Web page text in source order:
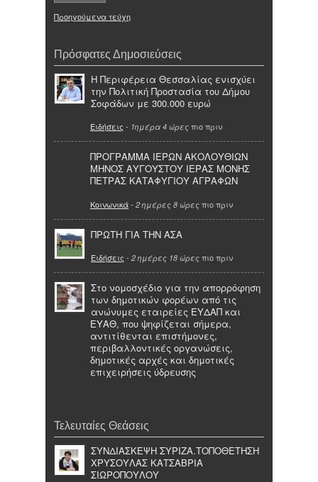
Προηγούμενα τεύχη
Πρόσφατες Δημοσιεύσεις
Η Περιφέρεια Θεσσαλίας ενισχύει
την Πολιτική Προστασία του Δήμου
Σοφάδων με 300.000 ευρώ
Ειδήσεις - 1ημέρα 4 ώρες πιο πριν
ΠΡΟΓΡΑΜΜΑ ΙΕΡΩΝ ΑΚΟΛΟΥΘΙΩΝ
ΜΗΝΟΣ ΑΥΓΟΥΣΤΟΥ ΙΕΡΑΣ ΜΟΝΗΣ
ΠΕΤΡΑΣ ΚΑΤΑΦΥΓΙΟΥ ΑΓΡΑΦΩΝ
Κοινωνικά- 2 ημέρες 8 ώρες πιο πριν
ΠΡΩΤΗ ΓΙΑ ΤΗΝ ΑΣΑ
Ειδήσεις - 2 ημέρες 18 ώρες πιο πριν
Στο νομοσχέδιο για την απορρόφηση
των δημοτικών φορέων από τις
ανώνυμες εταιρείες ΕΥΔΑΠ και
ΕΥΑΘ, που ψηφίζεται σήμερα,
αντιτίθενται επιστήμονες,
περιβαλλοντικές οργανώσεις,
δημοτικές αρχές και δημοτικές
επιχειρήσεις ύδρευσης
Τελευταίες Θεάσεις
ΣΥΝΔΙΑΣΚΕΨΗ ΣΥΡΙΖΑ.ΤΟΠΟΘΕΤΗΣΗ
ΧΡΥΣΟΥΛΑΣ ΚΑΤΣΑΒΡΙΑ
ΣΙΩΡΟΠΟΥΛΟΥ